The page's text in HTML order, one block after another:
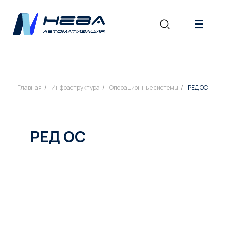
|||
Главная / Инфраструктура / Операционные системы / РЕД ОС